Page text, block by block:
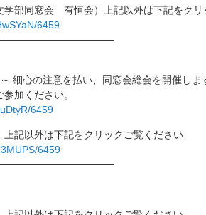
部同窓会 有恒会）上記以外は下記をクリ
6459
細心の注意を払い、同窓会総会を開催しま
加ください。
6459
記以外は下記をクリックご覧ください
6459